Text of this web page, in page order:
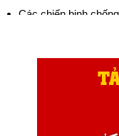
Các chiến binh
kinh doanh của
hầu hết đều được
Các bài báo của
Tu chính án thứ hai